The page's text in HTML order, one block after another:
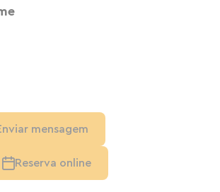
mensagem
Reserva online